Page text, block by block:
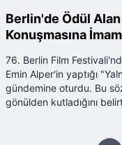
Berlin'de Ödül
Konuşmasına
76. Berlin Film
Emin Alper'in yaptığı
gündemine oturdu. Bu
gönülden kutladığını